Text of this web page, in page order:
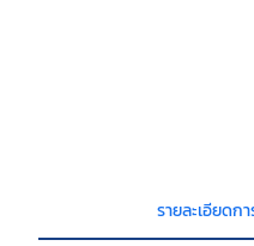
รายละเอียดก